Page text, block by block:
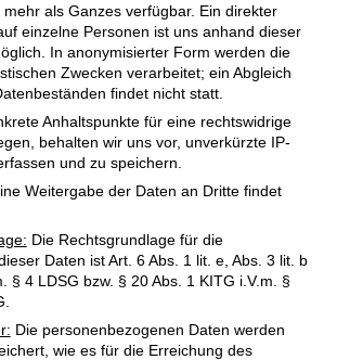
mehr als Ganzes verfügbar. Ein direkter
einzelne Personen ist uns anhand dieser
In anonymisierter Form werden die
Zwecken verarbeitet; ein Abgleich
findet nicht statt.
Anhaltspunkte für eine rechtswidrige
behalten wir uns vor, unverkürzte IP-
und zu speichern.
Weitergabe der Daten an Dritte findet
Die Rechtsgrundlage für die
Daten ist Art. 6 Abs. 1 lit. e, Abs. 3 lit. b
§ 4 LDSG bzw. § 20 Abs. 1 KITG i.V.m. §
Die personenbezogenen Daten werden
wie es für die Erreichung des